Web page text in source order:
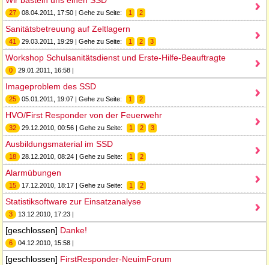
27 08.04.2011, 17:50 | Gehe zu Seite: 1 2
Sanitätsbetreuung auf Zeltlagern
41 29.03.2011, 19:29 | Gehe zu Seite: 1 2 3
Workshop Schulsanitätsdienst und Erste-Hilfe-Beauftragte
0 29.01.2011, 16:58 |
Imageproblem des SSD
25 05.01.2011, 19:07 | Gehe zu Seite: 1 2
HVO/First Responder von der Feuerwehr
32 29.12.2010, 00:56 | Gehe zu Seite: 1 2 3
Ausbildungsmaterial im SSD
18 28.12.2010, 08:24 | Gehe zu Seite: 1 2
Alarmübungen
15 17.12.2010, 18:17 | Gehe zu Seite: 1 2
Statistiksoftware zur Einsatzanalyse
3 13.12.2010, 17:23 |
[geschlossen] Danke!
6 04.12.2010, 15:58 |
[geschlossen] FirstResponder-NeuimForum